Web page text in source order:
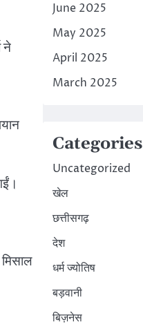
ने
June 2025
May 2025
April 2025
March 2025
Categories
Uncategorized
खेल
छत्तीसगढ़
देश
धर्म ज्योतिष
बड़वानी
बिज़नेस